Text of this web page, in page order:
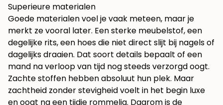
Superieure materialen
Goede materialen voel je vaak meteen, maar je
merkt ze vooral later. Een sterke meubelstof, een
degelijke rits, een hoes die niet direct slijt bij nagels of
dagelijks draaien. Dat soort details bepaalt of een
mand na verloop van tijd nog steeds verzorgd oogt.
Zachte stoffen hebben absoluut hun plek. Maar
zachtheid zonder stevigheid voelt in het begin luxe
en oogt na een tijdje rommelig. Daarom is de